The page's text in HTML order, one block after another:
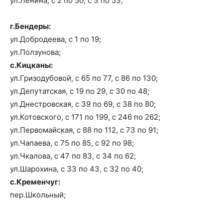
г.Бендеры:
ул.Добродеева, с 1 по 19;
ул.Ползунова;
с.Кицканы:
ул.Гризодубовой, с 65 по 77, с 86 по 130;
ул.Депутатская, с 19 по 29, с 30 по 48;
ул.Днестровская, с 39 по 69, с 38 по 80;
ул.Котовского, с 171 по 199, с 246 по 262;
ул.Первомайская, с 88 по 112, с 73 по 91;
ул.Чапаева, с 75 по 85, с 92 по 98;
ул.Чкалова, с 47 по 83, с 34 по 62;
ул.Шарохина, с 33 по 43, с 32 по 40;
с.Кременчуг:
пер.Школьный;